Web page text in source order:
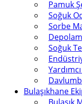
Pamuk
Soğuk
Sorbe
Soğuk
Bulaşıkhane